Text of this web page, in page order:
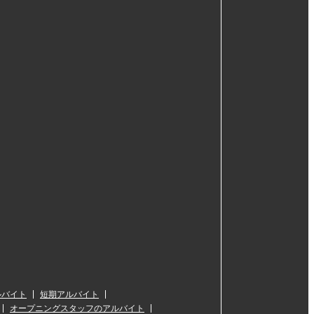
イト
短期アルバイト
オープニングスタッフのアルバイト